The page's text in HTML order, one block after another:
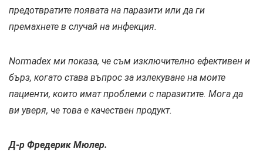
предотвратите появата на паразити или да ги
премахнете в случай на инфекция.
Normadex ми показа, че съм изключително ефективен и
бърз, когато става въпрос за излекуване на моите
пациенти, които имат проблеми с паразитите. Мога да
ви уверя, че това е качествен продукт.
Д-р Фредерик Мюлер.